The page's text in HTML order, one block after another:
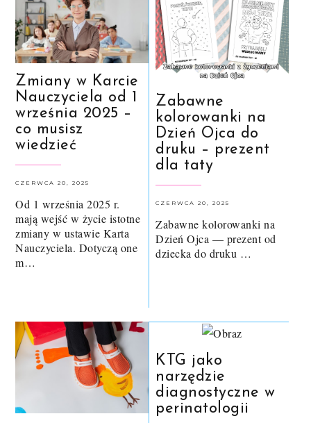
Zmiany w Karcie
Nauczyciela od 1
września 2025 –
co musisz
wiedzieć
CZERWCA 20, 2025
Od 1 września 2025 r.
mają wejść w życie istotne
zmiany w ustawie Karta
Nauczyciela. Dotyczą one
m…
Zabawne
kolorowanki na
Dzień Ojca do
druku – prezent
dla taty
CZERWCA 20, 2025
Zabawne kolorowanki na
Dzień Ojca — prezent od
dziecka do druku …
KTG jako
narzędzie
diagnostyczne w
perinatologii